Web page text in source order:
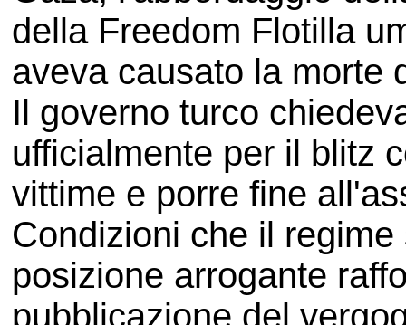
della Freedom Flotilla
aveva causato la morte
Il governo turco
ufficialmente per il blitz
vittime e porre fine
Condizioni che il
posizione arrogante
pubblicazione del